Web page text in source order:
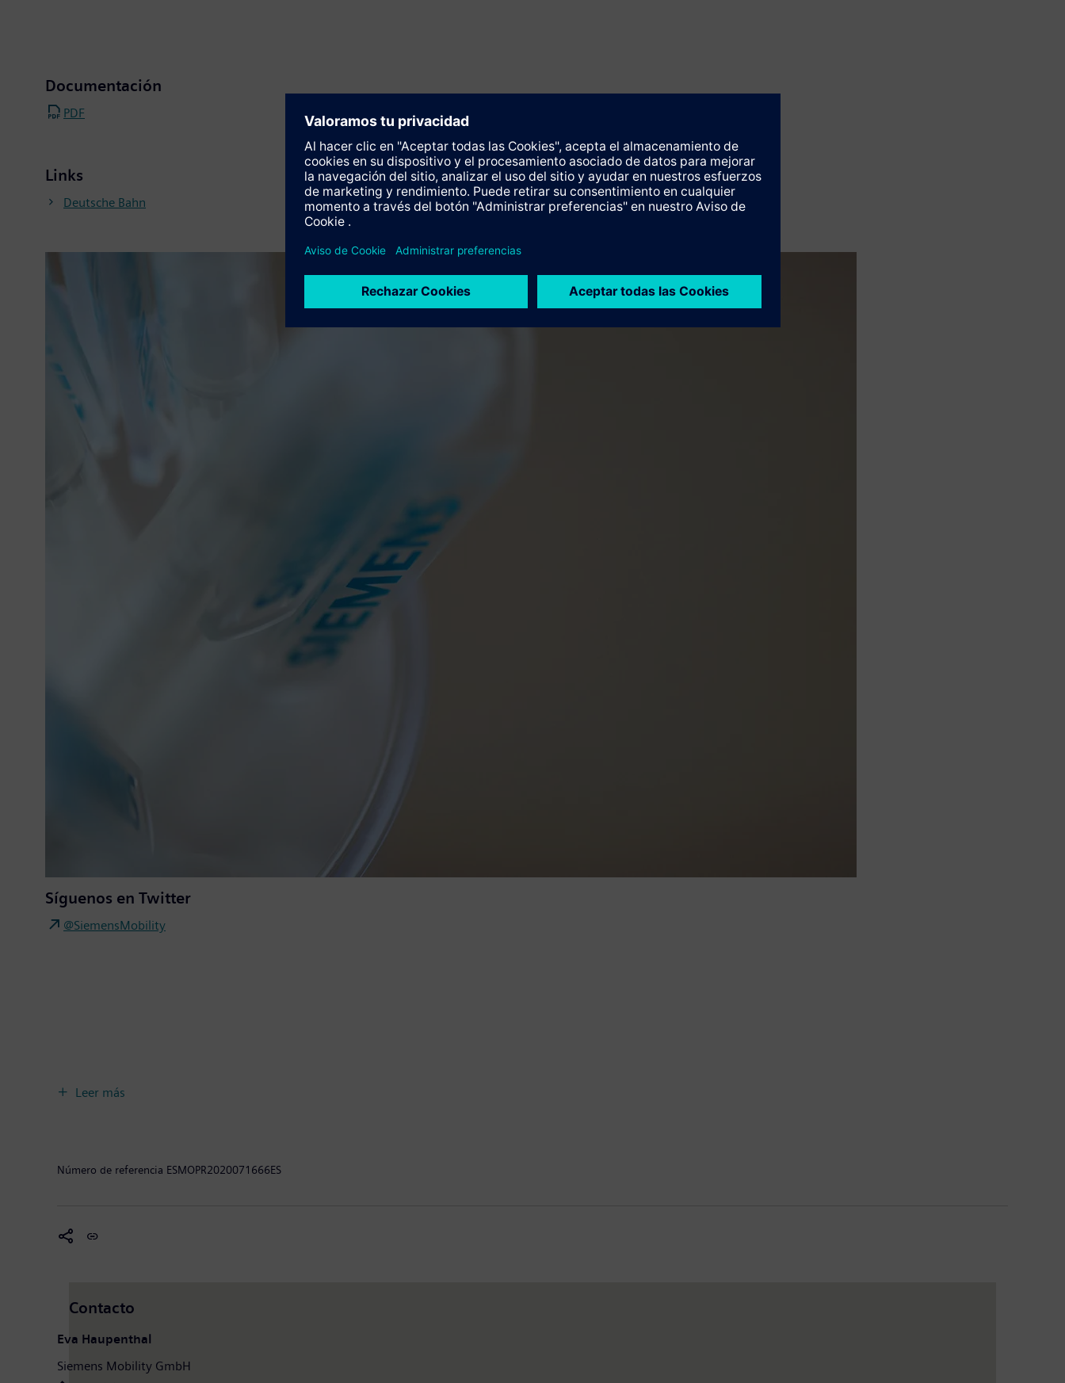
Documentación
PDF
Links
Deutsche Bahn
Síguenos en Twitter
@SiemensMobility
Leer más
Número de referencia ESMOPR2020071666ES
Contacto
Eva Haupenthal
Siemens Mobility GmbH